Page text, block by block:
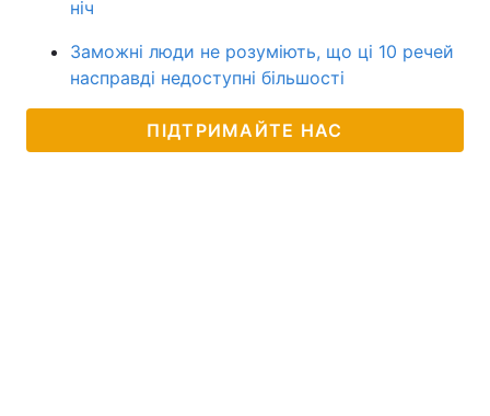
ніч
Заможні люди не розуміють, що ці 10 речей
насправді недоступні більшості
ПІДТРИМАЙТЕ НАС